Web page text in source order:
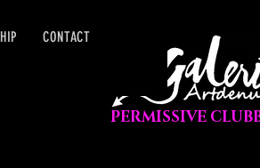
CONTACT
PERMISSIVE